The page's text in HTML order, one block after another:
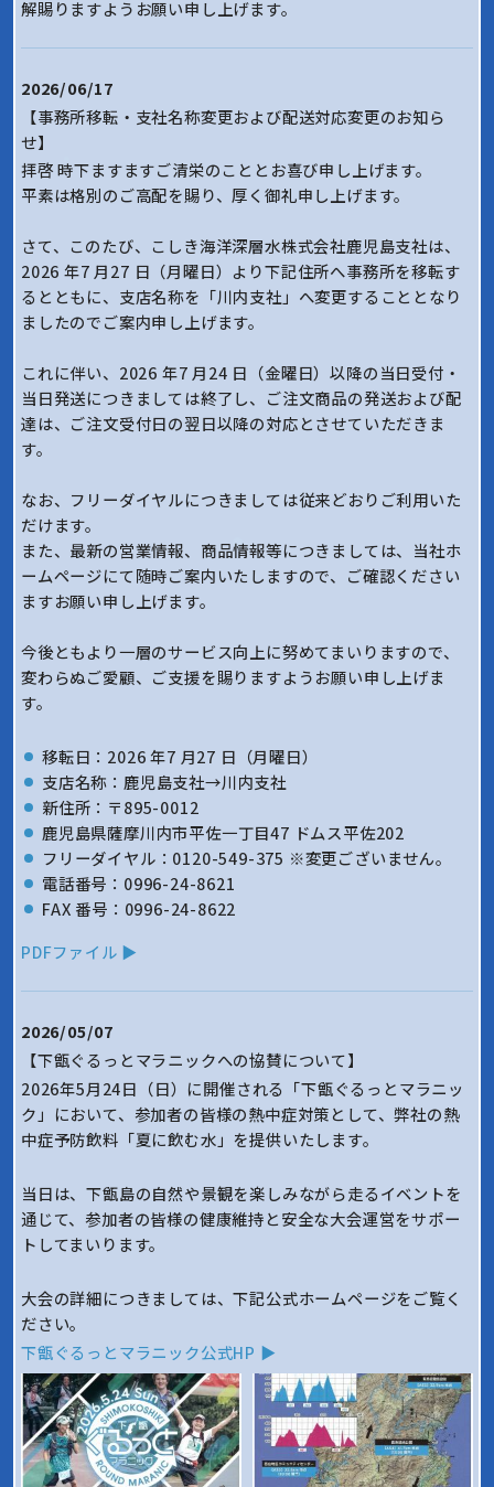
解賜りますようお願い申し上げます。
2026/06/17
【事務所移転・支社名称変更および配送対応変更のお知ら
せ】
拝啓 時下ますますご清栄のこととお喜び申し上げます。
平素は格別のご高配を賜り、厚く御礼申し上げます。
さて、このたび、こしき海洋深層水株式会社鹿児島支社は、
2026 年7 月27 日（月曜日）より下記住所へ事務所を移転す
るとともに、支店名称を「川内支社」へ変更することとなり
ましたのでご案内申し上げます。
これに伴い、2026 年7 月24 日（金曜日）以降の当日受付・
当日発送につきましては終了し、ご注文商品の発送および配
達は、ご注文受付日の翌日以降の対応とさせていただきま
す。
なお、フリーダイヤルにつきましては従来どおりご利用いた
だけます。
また、最新の営業情報、商品情報等につきましては、当社ホ
ームページにて随時ご案内いたしますので、ご確認ください
ますお願い申し上げます。
今後ともより一層のサービス向上に努めてまいりますので、
変わらぬご愛顧、ご支援を賜りますようお願い申し上げま
す。
移転日：2026 年7 月27 日（月曜日）
支店名称：鹿児島支社→川内支社
新住所：〒895-0012
鹿児島県薩摩川内市平佐一丁目47 ドムス平佐202
フリーダイヤル：0120-549-375 ※変更ございません。
電話番号：0996-24-8621
FAX 番号：0996-24-8622
PDFファイル ▶
2026/05/07
【下甑ぐるっとマラニックへの協賛について】
2026年5月24日（日）に開催される「下甑ぐるっとマラニッ
ク」において、参加者の皆様の熱中症対策として、弊社の熱
中症予防飲料「夏に飲む水」を提供いたします。
当日は、下甑島の自然や景観を楽しみながら走るイベントを
通じて、参加者の皆様の健康維持と安全な大会運営をサポー
トしてまいります。
大会の詳細につきましては、下記公式ホームページをご覧く
ださい。
下甑ぐるっとマラニック公式HP ▶